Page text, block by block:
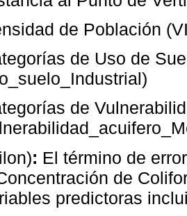
de Población
de Uso de
de
: El término de
de
predictoras